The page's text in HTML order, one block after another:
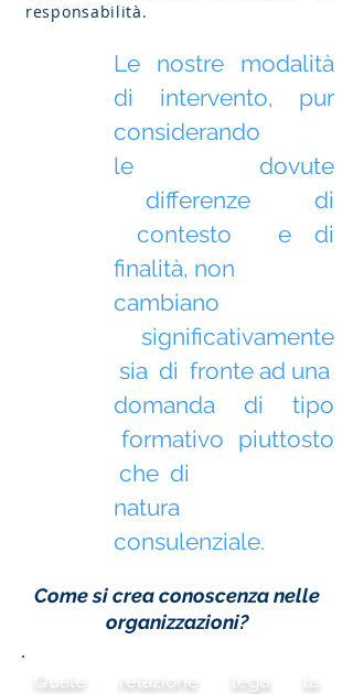
responsabilità.
Le nostre modalità
di intervento, pur
considerando
le dovute
differenze di
contesto e di
finalità, non
cambiano
significativamente
sia di fronte ad una
domanda di tipo
formativo piuttosto
che di
natura
consulenziale.
Come si crea conoscenza nelle
organizzazioni?
Quale relazione lega la